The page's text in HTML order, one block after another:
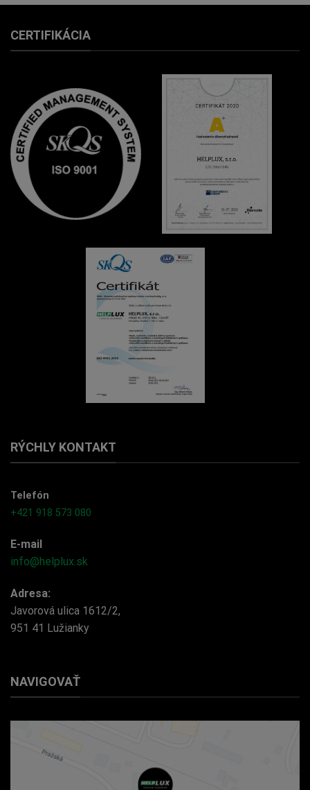
CERTIFIKÁCIA
RÝCHLY KONTAKT
Telefón
+421 918 573 080
E-mail
info@helplux.sk
Adresa:
Javorová ulica 1612/2,
951 41 Lužianky
NAVIGOVAŤ